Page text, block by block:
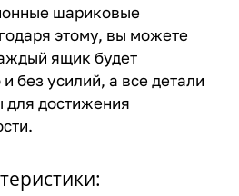
шариковые
этому, вы можете
ящик будет
без усилий, а все детали
для достижения